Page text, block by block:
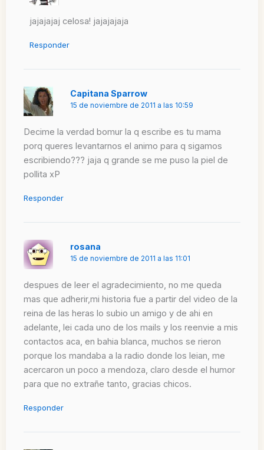
jajajajaj celosa! jajajajaja
Responder
Capitana Sparrow
15 de noviembre de 2011 a las 10:59
Decime la verdad bomur la q escribe es tu mama
porq queres levantarnos el animo para q sigamos
escribiendo??? jaja q grande se me puso la piel de
pollita xP
Responder
rosana
15 de noviembre de 2011 a las 11:01
despues de leer el agradecimiento, no me queda
mas que adherir,mi historia fue a partir del video de la
reina de las heras lo subio un amigo y de ahi en
adelante, lei cada uno de los mails y los reenvie a mis
contactos aca, en bahia blanca, muchos se rieron
porque los mandaba a la radio donde los leian, me
acercaron un poco a mendoza, claro desde el humor
para que no extrañe tanto, gracias chicos.
Responder